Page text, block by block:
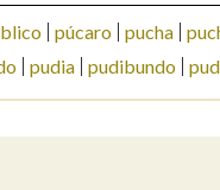
AXUDA
púcaro pucha
pudia pudibundo